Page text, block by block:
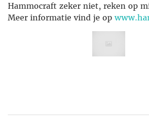
Hammocraft zeker niet, reken op
Meer informatie vind je op